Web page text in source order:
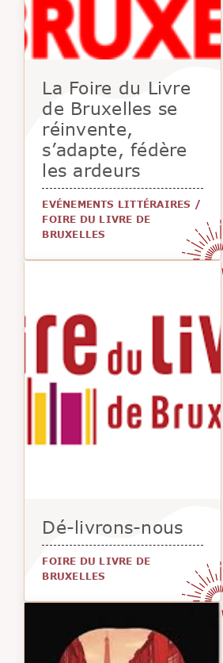
La Foire du Livre
de Bruxelles se
réinvente,
s’adapte, fédère
les ardeurs
EVÉNEMENTS LITTÉRAIRES /
FOIRE DU LIVRE DE
BRUXELLES
Dé-livrons-nous
FOIRE DU LIVRE DE
BRUXELLES